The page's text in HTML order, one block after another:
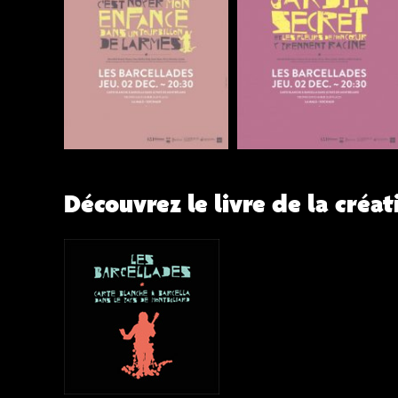
Découvrez le livre de la